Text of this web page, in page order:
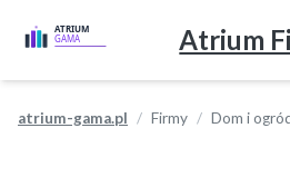
Atrium
atrium-gama.pl Firmy Dom i